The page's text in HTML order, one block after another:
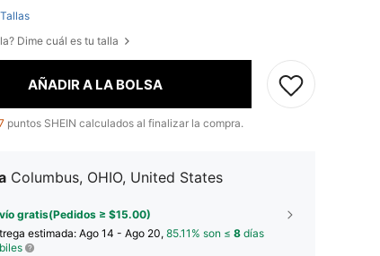
Dime cuál es tu talla
AÑADIR A LA BOLSA
puntos SHEIN calculados al finalizar la compra.
Columbus, OHIO, United States
gratis(Pedidos ≥ $15.00)
estimada:Ago 14 - Ago 20, 85.11% son ≤ 8 días